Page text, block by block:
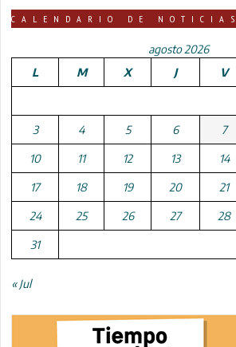
CALENDARIO DE NOTICIAS
agosto 2026
L
M X J V
3 4 5 6 7
10 11 12 13 14
17 18 19 20 21
24 25 26 27 28
31
« Jul